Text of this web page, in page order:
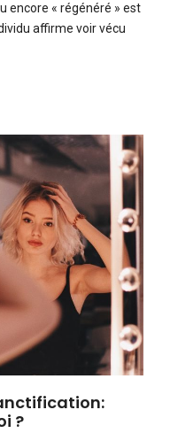
encore « régénéré » est
affirme voir vécu
?